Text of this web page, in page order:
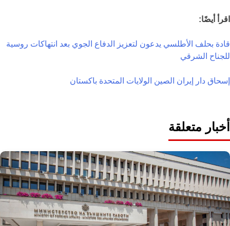
اقرأ أيضًا:
قادة بحلف الأطلسي يدعون لتعزيز الدفاع الجوي بعد انتهاكات روسية
للجناح الشرقي
إسحاق دار إيران الصين الولايات المتحدة باكستان
أخبار متعلقة